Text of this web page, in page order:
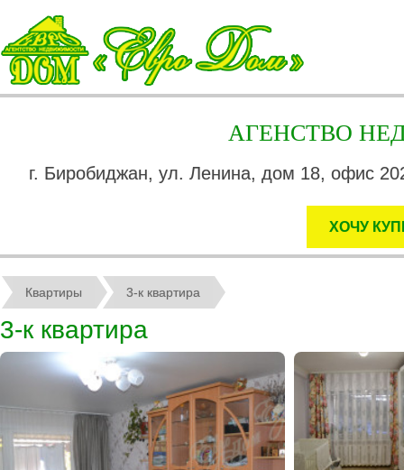
АГЕНСТВО
г. Биробиджан, ул. Ленина, дом 18, офис
ХОЧУ
Квартиры 3-к квартира
3-к квартира